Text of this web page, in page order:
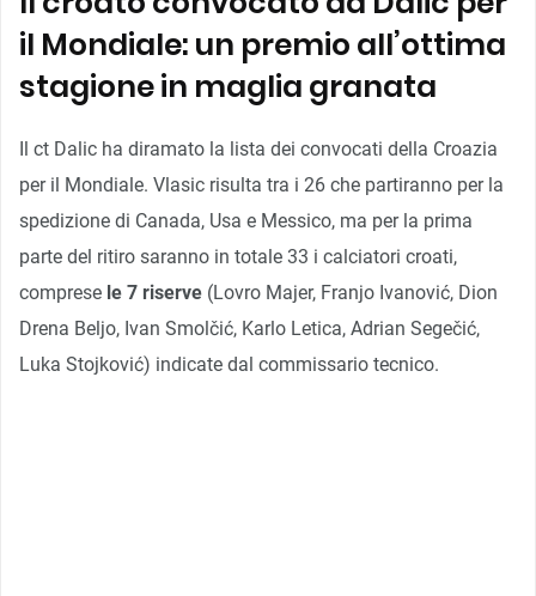
il Mondiale: un premio all’ottima
stagione in maglia granata
Il ct Dalic ha diramato la lista dei convocati della Croazia
per il Mondiale. Vlasic risulta tra i 26 che partiranno per la
spedizione di Canada, Usa e Messico, ma per la prima
parte del ritiro saranno in totale 33 i calciatori croati,
comprese le 7 riserve (Lovro Majer, Franjo Ivanović, Dion
Drena Beljo, Ivan Smolčić, Karlo Letica, Adrian Segečić,
Luka Stojković) indicate dal commissario tecnico.